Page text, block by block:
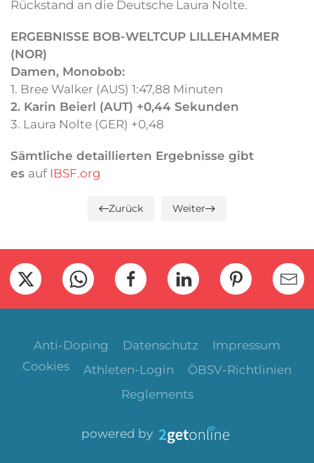
Rückstand an die Deutsche Laura Nolte.
ERGEBNISSE BOB-WELTCUP LILLEHAMMER
(NOR)
Damen, Monobob:
1. Bree Walker (AUS) 1:47,88 Minuten
2. Karin Beierl (AUT) +0,44 Sekunden
3. Laura Nolte (GER) +0,48
Sämtliche detaillierten Ergebnisse gibt
es auf IBSF.org
Zurück Weiter
Anti-Doping Datenschutz
Impressum
Cookies
Athleten-Login
ÖBSV-Richtlinien
Reglements
powered by